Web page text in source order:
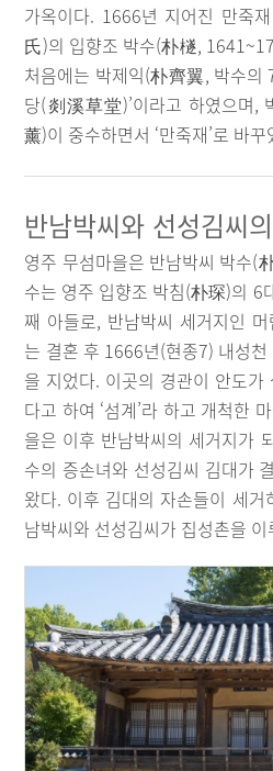
가옥이다. 1666년 지어진 만죽
氏)의 입향조 박수(朴檖,
처음에는 박제익(朴齊翼, 박수의
당(剡溪草堂)’이라고 하였으며,
薰)이 중수하면서 ‘만죽재’로 바꾸
반남박씨와 선성김씨
영주 무섬마을은 반남박씨 박수(
수는 영주 입향조 박침(朴琛)의 6
째 아들로, 반남박씨 세거지인
는 결혼 후 1666년(현종7) 내성
을 지었다. 이곳의 경관이 안도
다고 하여 ‘섬계’라 하고 개척한
을은 이후 반남박씨의 세거지가
수의 증손녀와 선성김씨 김대가
왔다. 이후 김대의 자손들이 세
남박씨와 선성김씨가 집성촌을 이